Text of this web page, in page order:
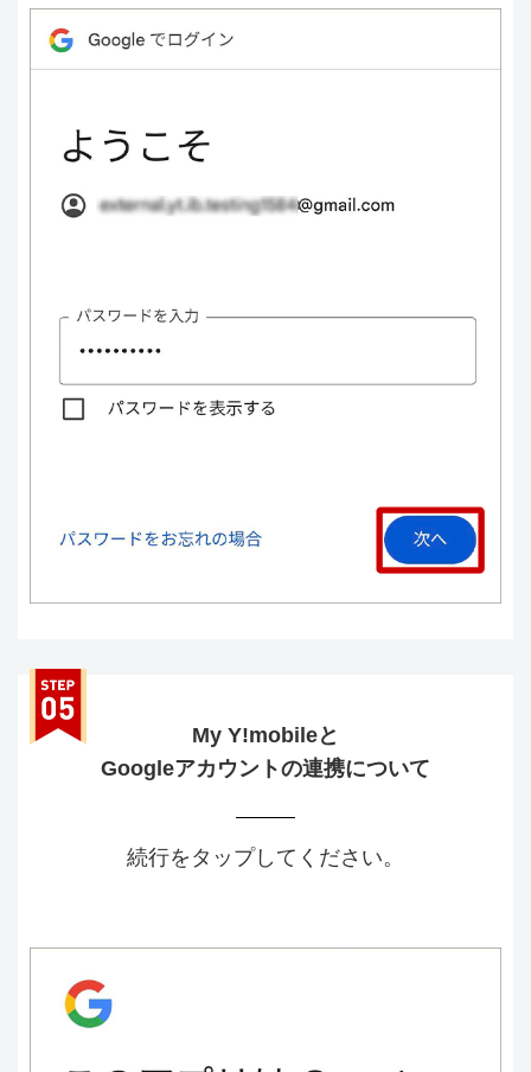
My Y!mobileと
Googleアカウントの連携について
続行をタップしてください。